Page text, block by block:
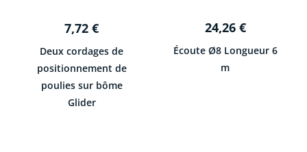
7,72€
Deux cordages de
positionnement de
poulies sur bôme
Glider
24,26 €
Écoute Ø8 Longueur 6
m